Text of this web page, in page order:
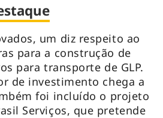
um diz respeito ao
para a construção de
para transporte de GLP.
de investimento chega a
foi incluído o projeto
Serviços, que pretende